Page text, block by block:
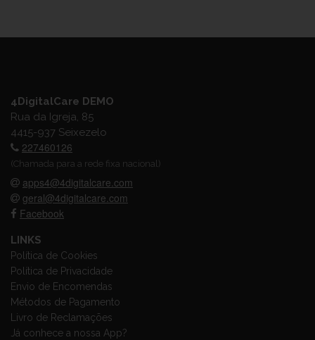
4DigitalCare DEMO
Rua da Igreja, 85
4415-937 Seixezelo
227460126
(Chamada para a rede fixa nacional)
apps4@4digitalcare.com
geral@4digitalcare.com
Facebook
LINKS
Política de Cookies
Política de Privacidade
Envio de Encomendas
Métodos de Pagamento
Livro de Reclamações
Já conhece a nossa App?